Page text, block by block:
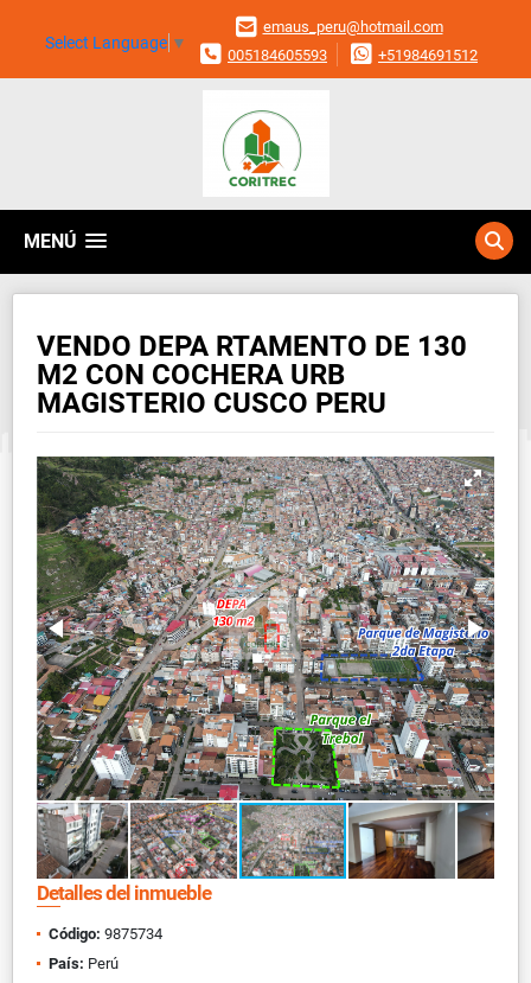
Select Language ▼
emaus_peru@hotmail.com
005184605593
+51984691512
MENÚ
VENDO DEPA RTAMENTO DE 130
M2 CON COCHERA URB
MAGISTERIO CUSCO PERU
Detalles del inmueble
Código: 9875734
País: Perú